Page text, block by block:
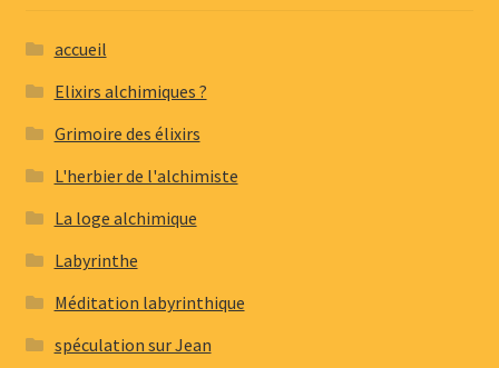
accueil
Elixirs alchimiques ?
Grimoire des élixirs
L'herbier de l'alchimiste
La loge alchimique
Labyrinthe
Méditation labyrinthique
spéculation sur Jean